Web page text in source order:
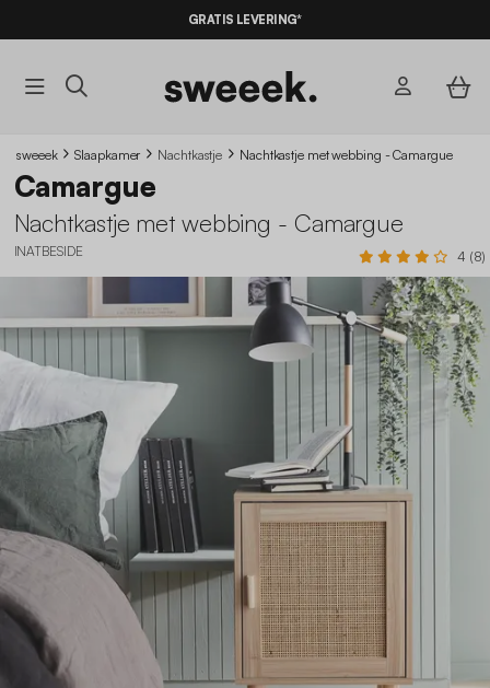
AANBIEDINGEN*MET DE CODE
GRATIS LEVERING*
sweeek Slaapkamer Nachtkastje Nachtkastje met webbing - Camargue
Camargue
Nachtkastje met webbing - Camargue
INATBESIDE 4 (8)